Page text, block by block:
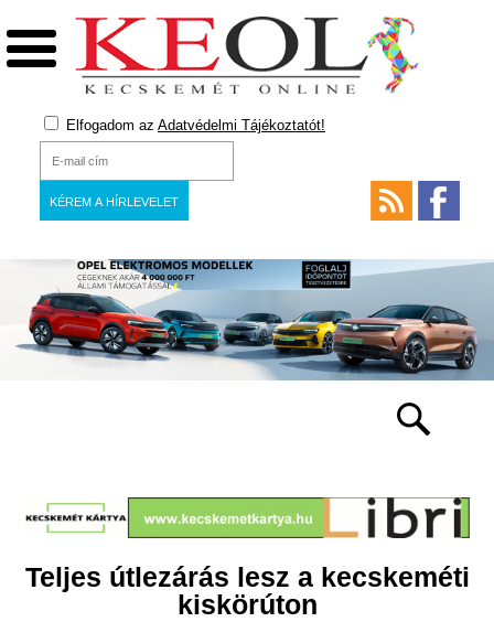
Elfogadom az Adatvédelmi Tájékoztatót!
Teljes útlezárás lesz a kecskeméti
kiskörúton